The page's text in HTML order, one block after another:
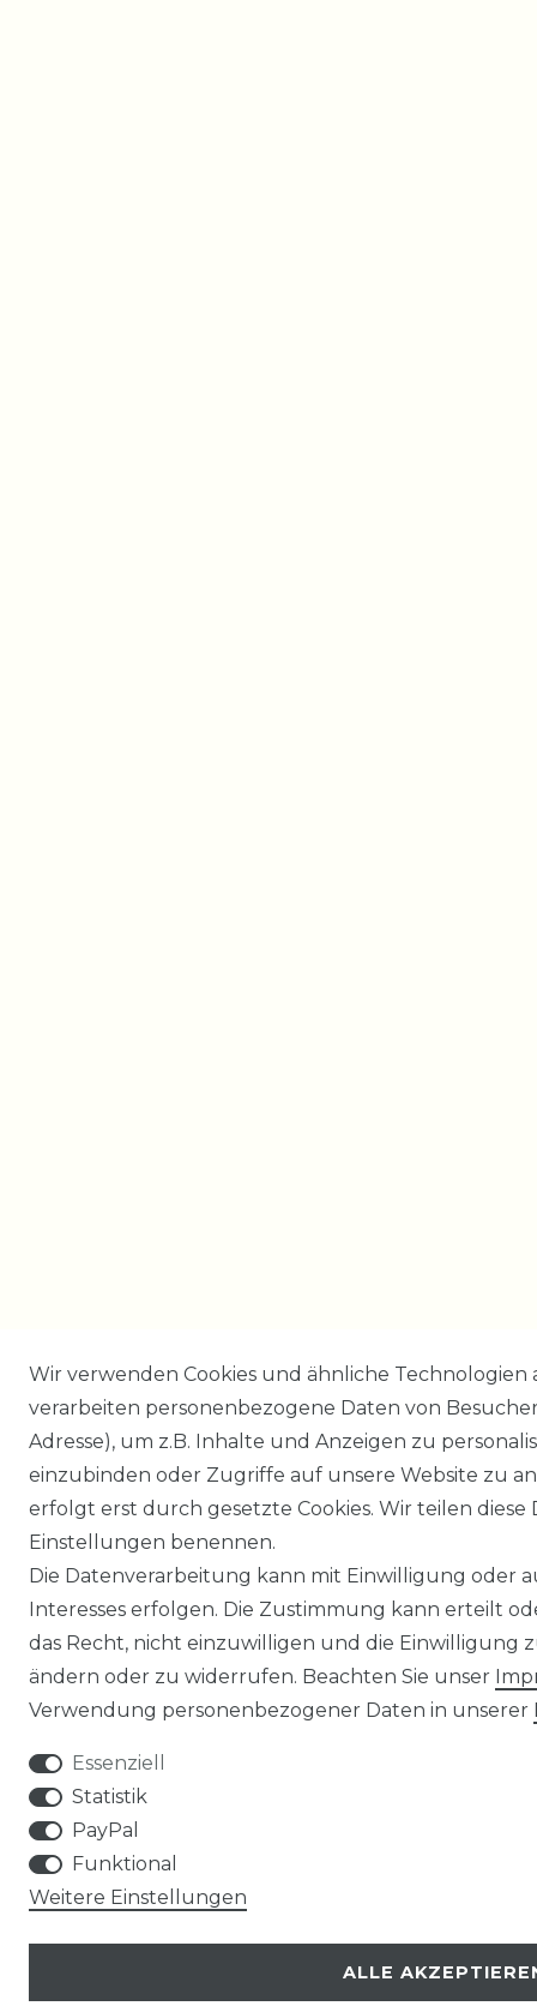
Wir verwenden Cookies und ähnliche
verarbeiten personenbezogene Daten von
Adresse), um z.B. Inhalte und Anzeigen zu
einzubinden oder Zugriffe auf unsere Website zu
erfolgt erst durch gesetzte Cookies. Wir teilen
Einstellungen benennen.
Die Datenverarbeitung kann mit Einwilligung oder
Interesses erfolgen. Die Zustimmung kann erteilt
das Recht, nicht einzuwilligen und die Einwilligung
ändern oder zu widerrufen. Beachten Sie unser
Verwendung personenbezogener Daten in unserer
Essenziell
Statistik
PayPal
Funktional
Weitere Einstellungen
ALLE